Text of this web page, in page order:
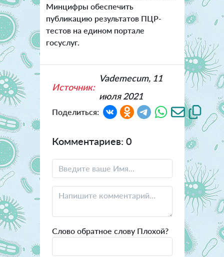
Минцифры обеспечить
публикацию результатов ПЦР-
тестов на едином портале
госуслуг.
Источник:
Vademecum, 11
июля 2021
Поделиться:
Комментариев: 0
Слово обратное слову Плохой?